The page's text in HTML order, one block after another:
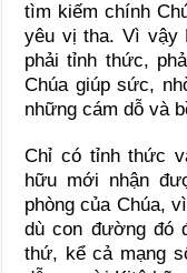
tìm kiếm chính
yêu vị tha. Vì vậy
phải tỉnh thức,
Chúa giúp sức,
những cám dỗ và
Chỉ có tỉnh thức
hữu mới nhận
phòng của Chúa,
dù con đường đó
thứ, kể cả mạng